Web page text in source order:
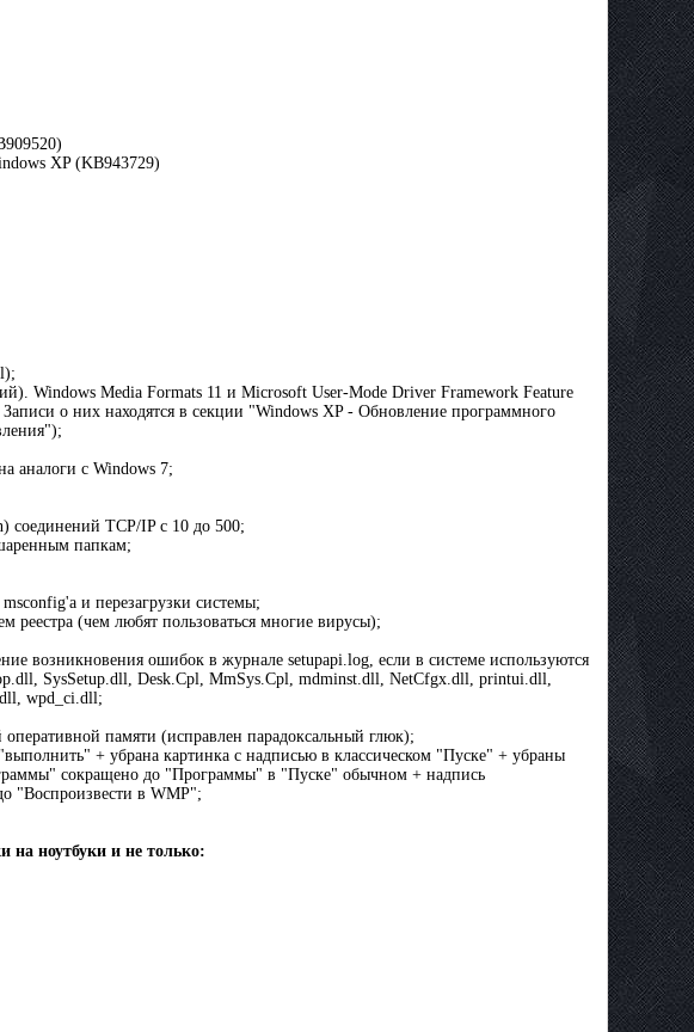
XP (KB943729)
Windows Media Formats 11 и Microsoft User-Mode Driver Framework Feature
о них находятся в секции "Windows XP - Обновление программного
аналоги с Windows 7;
соединений TCP/IP c 10 до 500;
папкам;
и перезагрузки системы;
реестра (чем любят пользоваться многие вирусы);
возникновения ошибок в журнале setupapi.log, если в системе используются
SysSetup.dll, Desk.Cpl, MmSys.Cpl, mdminst.dll, NetCfgx.dll, printui.dll,
wpd_ci.dll;
памяти (исправлен парадоксальный глюк);
+ убрана картинка с надписью в классическом "Пуске" + убраны
сокращено до "Программы" в "Пуске" обычном + надпись
"Воспроизвести в WMP";
на ноутбуки и не только: